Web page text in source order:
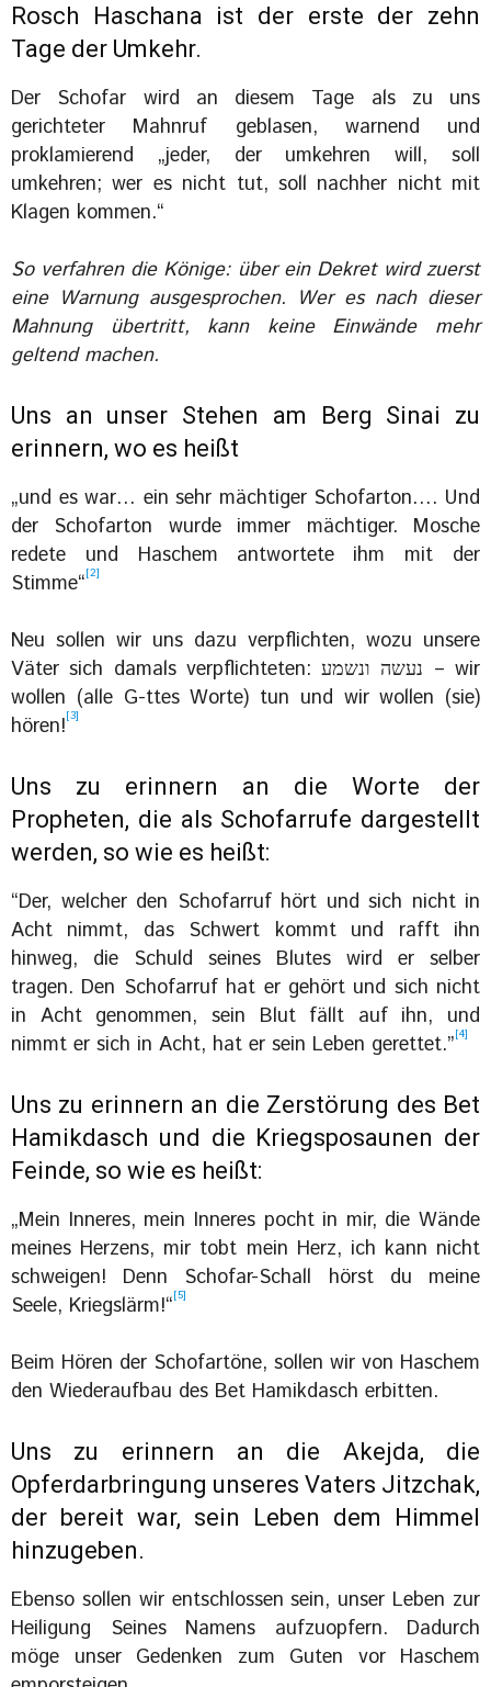
Rosch Haschana ist der erste der zehn
Tage der Umkehr.
Der Schofar wird an diesem Tage als zu uns
gerichteter Mahnruf geblasen, warnend und
proklamierend „jeder, der umkehren will, soll
umkehren; wer es nicht tut, soll nachher nicht mit
Klagen kommen.“
So verfahren die Könige: über ein Dekret wird zuerst
eine Warnung ausgesprochen. Wer es nach dieser
Mahnung übertritt, kann keine Einwände mehr
geltend machen.
Uns an unser Stehen am Berg Sinai zu
erinnern, wo es heißt
„und es war… ein sehr mächtiger Schofarton…. Und
der Schofarton wurde immer mächtiger. Mosche
redete und Haschem antwortete ihm mit der
Stimme“[2]
Neu sollen wir uns dazu verpflichten, wozu unsere
Väter sich damals verpflichteten: ‏נעשה ונשמע – wir
wollen (alle G-ttes Worte) tun und wir wollen (sie)
hören![3]
Uns zu erinnern an die Worte der
Propheten, die als Schofarrufe dargestellt
werden, so wie es heißt:
“Der, welcher den Schofarruf hört und sich nicht in
Acht nimmt, das Schwert kommt und rafft ihn
hinweg, die Schuld seines Blutes wird er selber
tragen. Den Schofarruf hat er gehört und sich nicht
in Acht genommen, sein Blut fällt auf ihn, und
nimmt er sich in Acht, hat er sein Leben gerettet.”[4]
Uns zu erinnern an die Zerstörung des Bet
Hamikdasch und die Kriegsposaunen der
Feinde, so wie es heißt:
„Mein Inneres, mein Inneres pocht in mir, die Wände
meines Herzens, mir tobt mein Herz, ich kann nicht
schweigen! Denn Schofar-Schall hörst du meine
Seele, Kriegslärm!“[5]
Beim Hören der Schofartöne, sollen wir von Haschem
den Wiederaufbau des Bet Hamikdasch erbitten.
Uns zu erinnern an die Akejda, die
Opferdarbringung unseres Vaters Jitzchak,
der bereit war, sein Leben dem Himmel
hinzugeben.
Ebenso sollen wir entschlossen sein, unser Leben zur
Heiligung Seines Namens aufzuopfern. Dadurch
möge unser Gedenken zum Guten vor Haschem